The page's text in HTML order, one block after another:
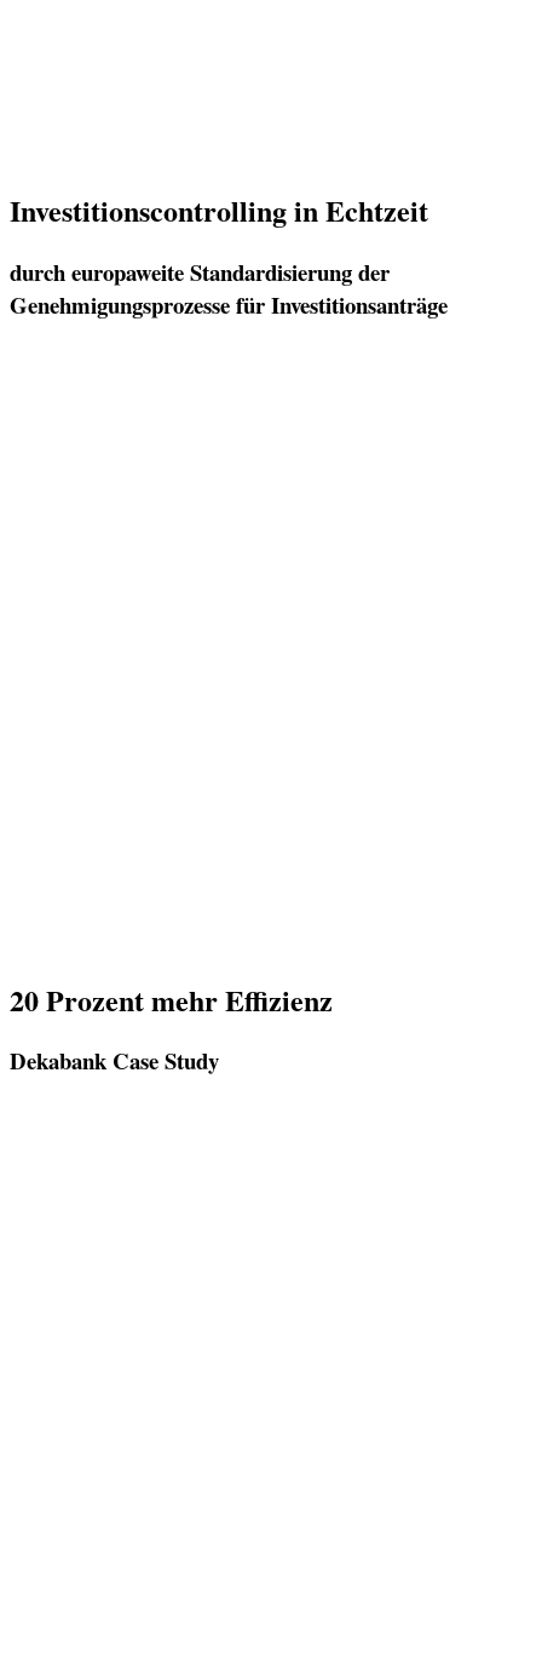
Investitionscontrolling in Echtzeit
durch europaweite Standardisierung der
Genehmigungsprozesse für Investitionsanträge
20 Prozent mehr Effizienz
Dekabank Case Study